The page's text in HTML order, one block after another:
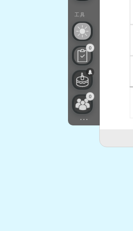
工具
0
0
...